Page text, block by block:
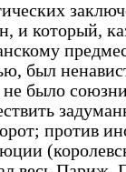
и который,
был
не было
против